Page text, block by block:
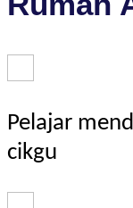
Pelajar
cikgu